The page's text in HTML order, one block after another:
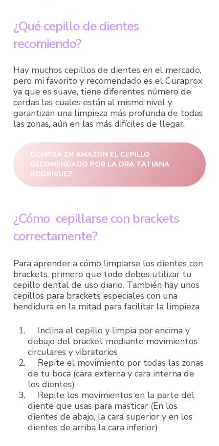
¿Qué cepillo de dientes
recomiendo?
Hay muchos cepillos de dientes en el mercado,
pero mi favorito y recomendado es el Curaprox
ya que es suave, tiene diferentes número de
cerdas las cuales están al mismo nivel y
garantizan una limpieza más profunda de todas
las zonas, aún en las más difíciles de llegar.
COMPRA EN AMAZON EL CEPILLO
RECOMENDADO POR LA DRA TATIANA
RODRÍGUEZ
¿Cómo cepillarse con brackets
correctamente?
Para aprender a cómo limpiarse los dientes con
brackets, primero que todo debes utilizar tu
cepillo dental de uso diario. También hay unos
cepillos para brackets especiales con una
hendidura en la mitad para facilitar la limpieza
Inclina el cepillo y limpia por encima y
debajo del bracket mediante movimientos
circulares y vibratorios
Repite el movimiento por todas las zonas
de tu boca (cara externa y cara interna de
los dientes)
Repite los movimientos en la parte del
diente que usas para masticar (En los
dientes de abajo, la cara superior y en los
dientes de arriba la cara inferior)